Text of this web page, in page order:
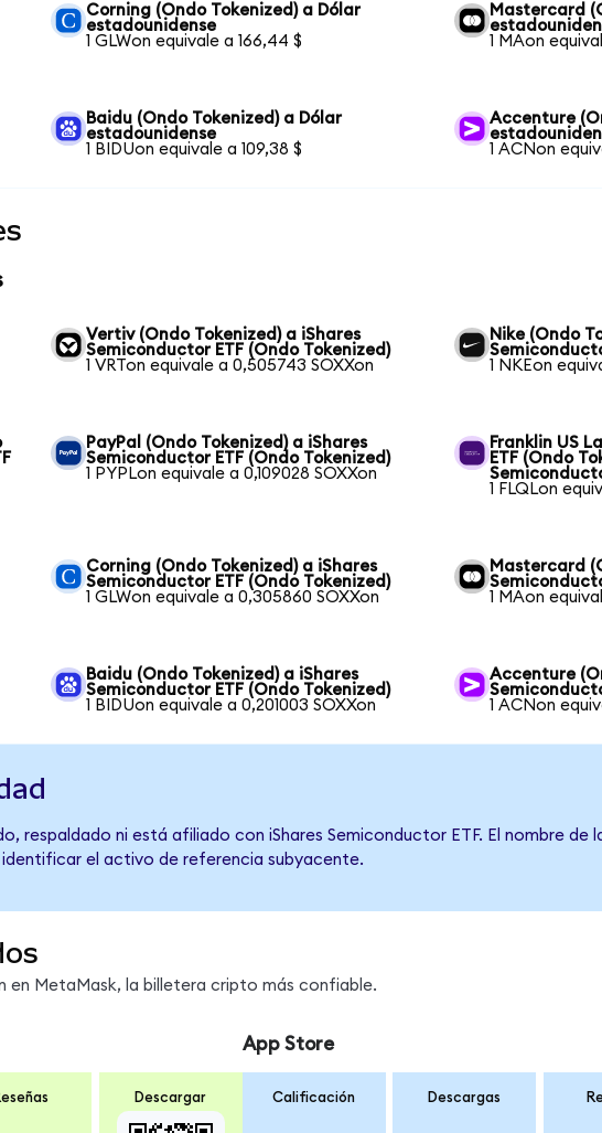
Corning (Ondo Tokenized) a Dólar
estadounidense
1 GLWon equivale a 166,44 $
Mastercard
1 MAon
Baidu (Ondo Tokenized) a Dólar
estadounidense
1 BIDUon equivale a 109,38 $
Accenture
1 ACNon
Vertiv (Ondo Tokenized) a iShares
Semiconductor ETF (Ondo Tokenized)
1 VRTon equivale a 0,505743 SOXXon
Nike (Ondo
1 NKEon
PayPal (Ondo Tokenized) a iShares
Semiconductor ETF (Ondo Tokenized)
1 PYPLon equivale a 0,109028 SOXXon
Franklin US
ETF (Ondo
1 FLQLon
Corning (Ondo Tokenized) a iShares
Semiconductor ETF (Ondo Tokenized)
1 GLWon equivale a 0,305860 SOXXon
Mastercard
1 MAon
Baidu (Ondo Tokenized) a iShares
Semiconductor ETF (Ondo Tokenized)
1 BIDUon equivale a 0,201003 SOXXon
Accenture
1 ACNon
respaldado ni está afiliado con iShares Semiconductor ETF. El nombre de
el activo de referencia subyacente.
en MetaMask, la billetera cripto más confiable.
Descargar
App Store
Calificación Descargas